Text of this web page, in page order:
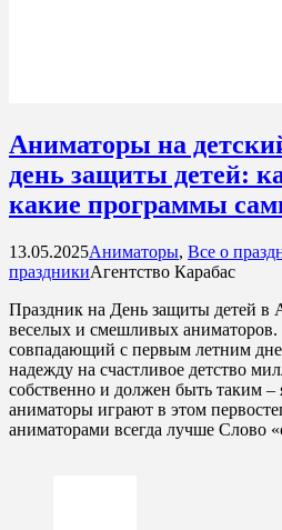
Аниматоры на
день защиты детей:
какие программы
13.05.2025Аниматоры, Все о
праздникиАгентство Карабас
Праздник на День защиты детей в
веселых и смешливых
совпадающий с первым летним
надежду на счастливое детство
собственно и должен быть таким
аниматоры играют в этом
аниматорами всегда лучше Слово